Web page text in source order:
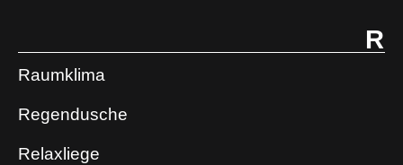
R
Raumklima
Regendusche
Relaxliege